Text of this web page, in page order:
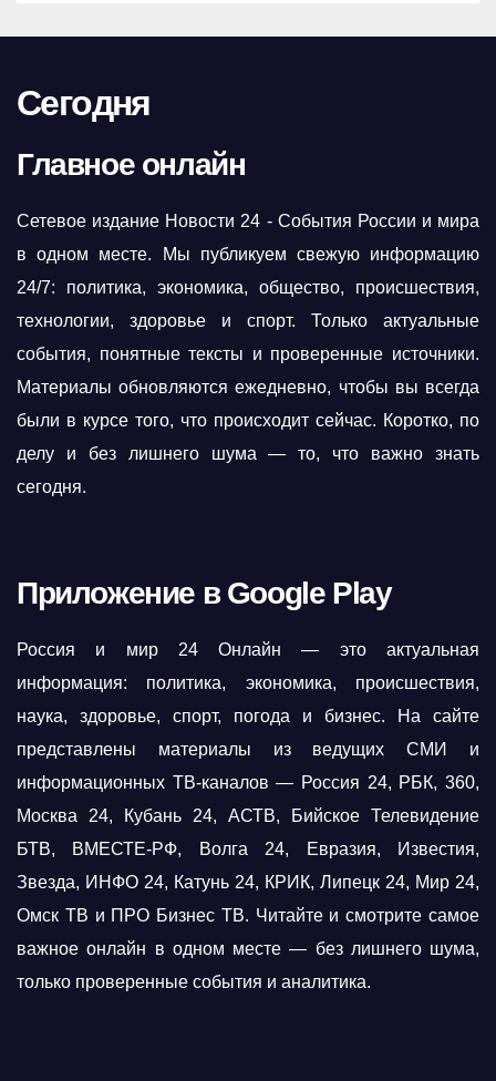
Сегодня
Главное онлайн
Сетевое издание Новости 24 - События России и мира
в одном месте. Мы публикуем свежую информацию
24/7: политика, экономика, общество, происшествия,
технологии, здоровье и спорт. Только актуальные
события, понятные тексты и проверенные источники.
Материалы обновляются ежедневно, чтобы вы всегда
были в курсе того, что происходит сейчас. Коротко, по
делу и без лишнего шума — то, что важно знать
сегодня.
Приложение в Google Play
Россия и мир 24 Онлайн — это актуальная
информация: политика, экономика, происшествия,
наука, здоровье, спорт, погода и бизнес. На сайте
представлены материалы из ведущих СМИ и
информационных ТВ-каналов — Россия 24, РБК, 360,
Москва 24, Кубань 24, АСТВ, Бийское Телевидение
БТВ, ВМЕСТЕ-РФ, Волга 24, Евразия, Известия,
Звезда, ИНФО 24, Катунь 24, КРИК, Липецк 24, Мир 24,
Омск ТВ и ПРО Бизнес ТВ. Читайте и смотрите самое
важное онлайн в одном месте — без лишнего шума,
только проверенные события и аналитика.